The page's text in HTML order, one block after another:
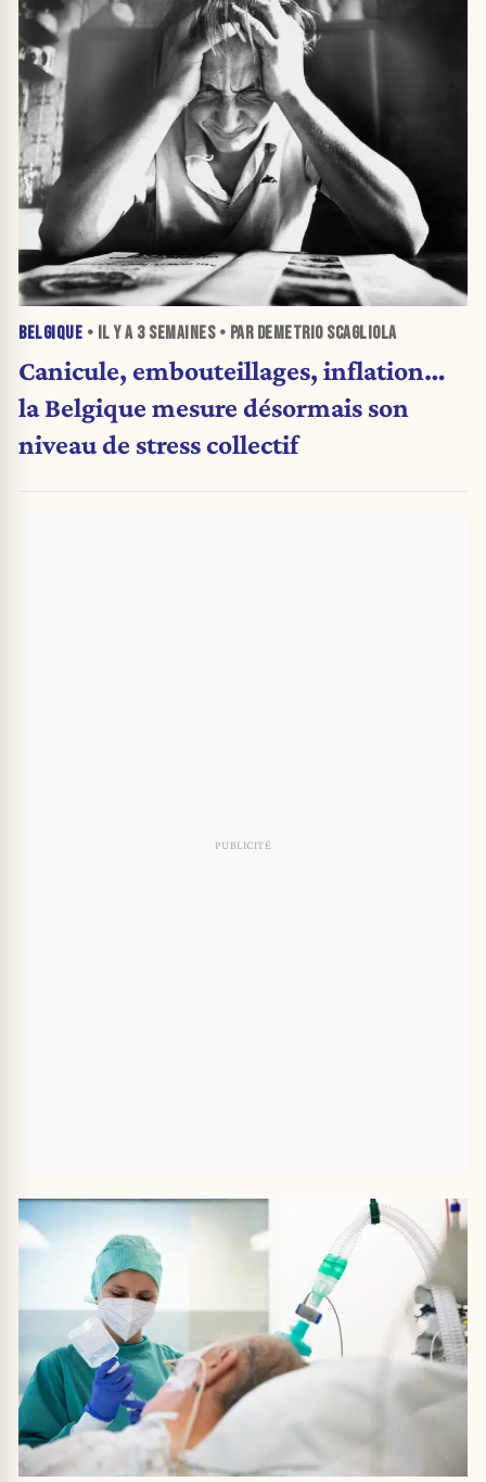
BELGIQUE • IL Y A 3 SEMAINES• PAR DEMETRIO SCAGLIOLA
Canicule, embouteillages, inflation…
la Belgique mesure désormais son
niveau de stress collectif